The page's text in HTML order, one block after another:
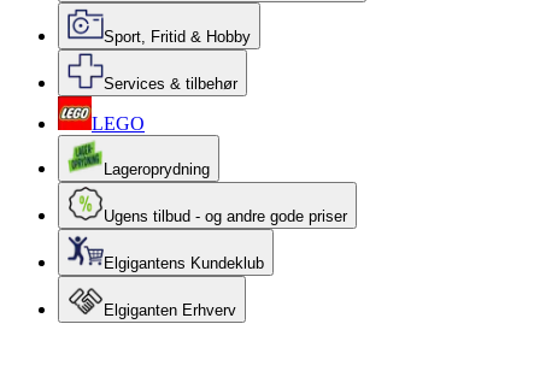
Sport, Fritid & Hobby
Services & tilbehør
LEGO
Lageroprydning
Ugens tilbud - og andre gode priser
Elgigantens Kundeklub
Elgiganten Erhverv